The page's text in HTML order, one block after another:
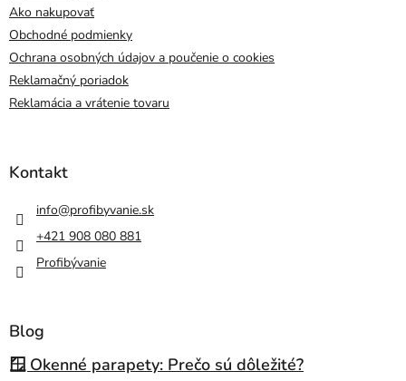
Ako nakupovať
Obchodné podmienky
Ochrana osobných údajov a poučenie o cookies
Reklamačný poriadok
Reklamácia a vrátenie tovaru
Kontakt
info@profibyvanie.sk
+421 908 080 881
Profibývanie
Blog
🪟 Okenné parapety: Prečo sú dôležité?